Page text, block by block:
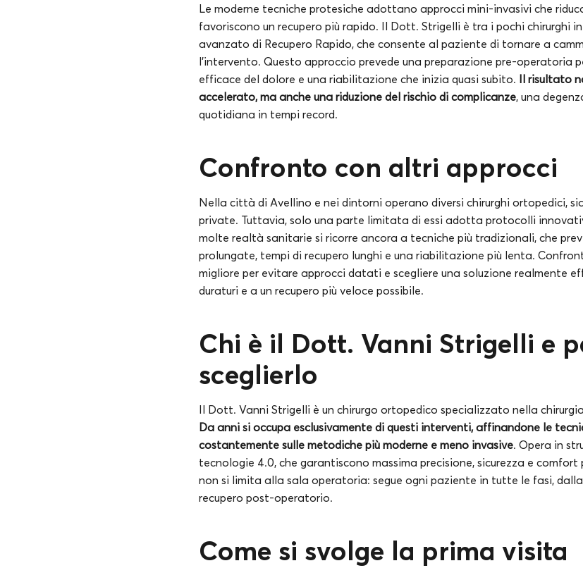
Le moderne tecniche protesiche adottano approcci mini-invasivi che
favoriscono un recupero più rapido. Il Dott. Strigelli è tra i pochi chirurghi
avanzato di Recupero Rapido, che consente al paziente di tornare a
l’intervento. Questo approccio prevede una preparazione pre-operatoria
efficace del dolore e una riabilitazione che inizia quasi subito. Il risultato
accelerato, ma anche una riduzione del rischio di complicanze, una
quotidiana in tempi record.
Confronto con altri approcci
Nella città di Avellino e nei dintorni operano diversi chirurghi ortopedici,
private. Tuttavia, solo una parte limitata di essi adotta protocolli
molte realtà sanitarie si ricorre ancora a tecniche più tradizionali, che
prolungate, tempi di recupero lunghi e una riabilitazione più lenta.
migliore per evitare approcci datati e scegliere una soluzione realmente
duraturi e a un recupero più veloce possibile.
Chi è il Dott. Vanni Strigelli e
sceglierlo
Il Dott. Vanni Strigelli è un chirurgo ortopedico specializzato nella
Da anni si occupa esclusivamente di questi interventi, affinandone le
costantemente sulle metodiche più moderne e meno invasive. Opera in
tecnologie 4.0, che garantiscono massima precisione, sicurezza e
non si limita alla sala operatoria: segue ogni paziente in tutte le fasi,
recupero post-operatorio.
Come si svolge la prima visita